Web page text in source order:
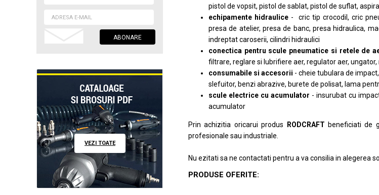
VEZI TOATE
pistol de vopsit, pistol de sablat, pistol de suflat,
echipamente hidraulice - cric tip crocodil, cric
presa de atelier, presa de banc, presa hidraulica,
indreptat caroserii, cilindri hidraulici
conectica pentru scule pneumatice si retele de
filtrare, reglare si lubrifiere aer, regulator aer,
consumabile si accesorii - cheie tubulara de
slefuitor, benzi abrazive, burete de polisat, lama
scule electrice cu acumulator - insurubat cu
acumulator
Prin achizitia oricarui produs RODCRAFT beneficiati de
profesionale sau industriale.
Nu ezitati sa ne contactati pentru a va consilia in alegerea
PRODUSE OFERITE: